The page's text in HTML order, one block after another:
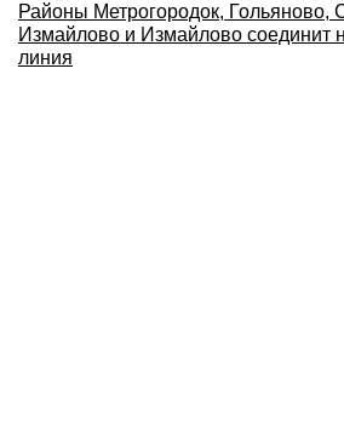
Районы Метрогородок, Гольяново,
Измайлово и Измайлово соединит
линия